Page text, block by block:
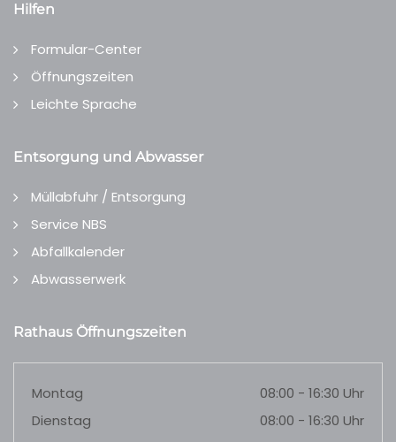
Hilfen
Formular-Center
Öffnungszeiten
Leichte Sprache
Entsorgung und Abwasser
Müllabfuhr / Entsorgung
Service NBS
Abfallkalender
Abwasserwerk
Rathaus Öffnungszeiten
Montag
08:00 - 16:30 Uhr
Dienstag
08:00 - 16:30 Uhr